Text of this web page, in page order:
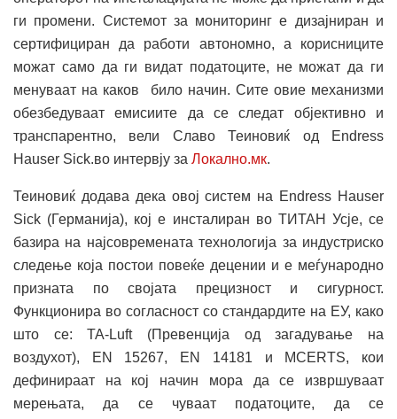
ги промени. Системот за мониторинг е дизајниран и
сертифициран да работи автономно, а корисниците
можат само да ги видат податоците, не можат да ги
менуваат на каков било начин. Сите овие механизми
обезбедуваат емисиите да се следат објективно и
транспарентно, вели Славо Теиновиќ од Endress
Hauser Sick.во интервју за Локално.мк.
Теиновиќ додава дека овој систем на Endress Hauser
Sick (Германија), кој е инсталиран во ТИТАН Усје, се
базира на најсовремената технологија за индустриско
следење која постои повеќе децении и е меѓународно
призната по својата прецизност и сигурност.
Функционира во согласност со стандардите на ЕУ, како
што се: TA-Luft (Превенција од загадување на
воздухот), EN 15267, EN 14181 и MCERTS, кои
дефинираат на кој начин мора да се извршуваат
мерењата, да се чуваат податоците, да се